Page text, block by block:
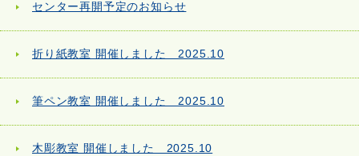
センター再開予定のお知らせ
折り紙教室 開催しました 2025.10
筆ペン教室 開催しました 2025.10
木彫教室 開催しました 2025.10